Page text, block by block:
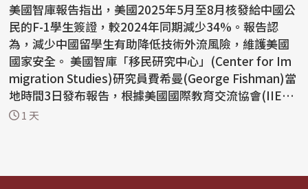
美國智庫報告指出，美國2025年5月至8月核發給中國公
民的F-1學生簽證，較2024年同期減少34%。報告認
為，減少中國留學生有助降低技術外流風險，維護美國
國家安全。 美國智庫「移民研究中心」(Center for Im
migration Studies)研究員費希曼(George Fishman)當
地時間3日發布報告，根據美國國際教育交流協會(IIE)統
計，...
1 天